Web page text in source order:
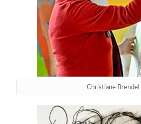
Christiane Brendel